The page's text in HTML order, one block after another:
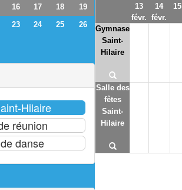
16 17 18
19
23 24 25
26
13
févr.
14
févr.
Gymnase
Saint-
Hilaire
Salle des
fêtes
Saint-
Hilaire